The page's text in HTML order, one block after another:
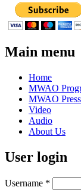
Main menu
Home
MWAO
MWAO
Video
Audio
About Us
User login
Username *